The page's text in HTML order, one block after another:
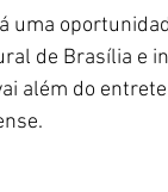
uma
de Brasília e
além do